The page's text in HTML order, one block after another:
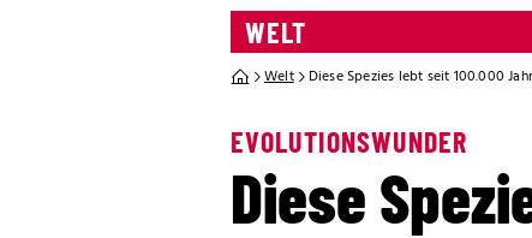
WELT
Welt Diese Spezies lebt seit 100.000
EVOLUTIONSWUNDER
Diese